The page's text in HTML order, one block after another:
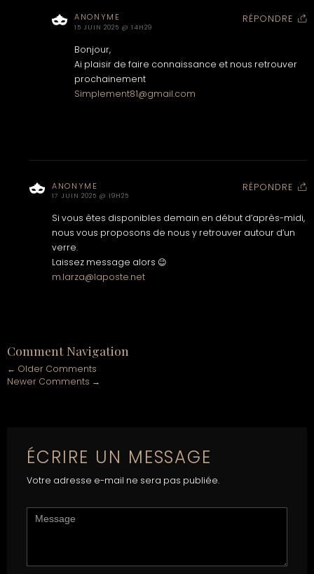
ANONYME
15 JUIN 2025 @ 14H29
RÉPONDRE
Bonjour,
Ai plaisir de faire connaissance et nous retrouver
prochainement
Simplement81@gmail.com
ANONYME
17 JUIN 2025 @ 19H25
RÉPONDRE
Si vous êtes disponibles demain en début d’après-midi,
nous vous proposons de nous y retrouver autour d’un
verre.
Laissez message alors 😉
m.larza@laposte.net
Comment Navigation
← Older Comments
Newer Comments →
ÉCRIRE UN MESSAGE
Votre adresse e-mail ne sera pas publiée.
<B>COMMENT</B>